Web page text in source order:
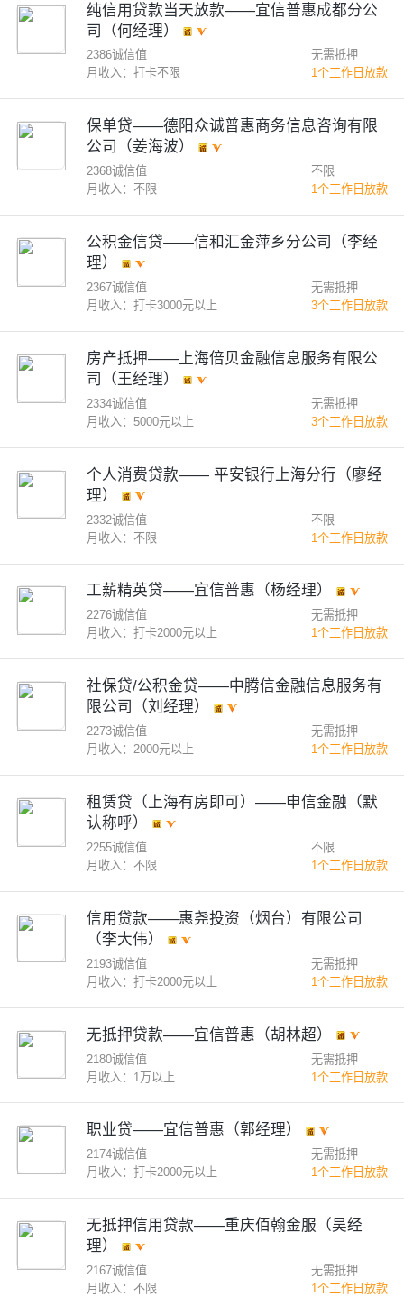
纯信用贷款当天放款——宜信普惠成都分公
司（何经理）
2386诚信值
月收入：打卡不限
无需抵押
1个工作日放款
保单贷——德阳众诚普惠商务信息咨询有限
公司（姜海波）
2368诚信值
月收入：不限
不限
1个工作日放款
公积金信贷——信和汇金萍乡分公司（李经
理）
2367诚信值
月收入：打卡3000元以上
无需抵押
3个工作日放款
房产抵押——上海倍贝金融信息服务有限公
司（王经理）
2334诚信值
月收入：5000元以上
无需抵押
3个工作日放款
个人消费贷款—— 平安银行上海分行（廖经
理）
2332诚信值
月收入：不限
不限
1个工作日放款
工薪精英贷——宜信普惠（杨经理）
2276诚信值
月收入：打卡2000元以上
无需抵押
1个工作日放款
社保贷/公积金贷——中腾信金融信息服务有
限公司（刘经理）
2273诚信值
月收入：2000元以上
无需抵押
1个工作日放款
租赁贷（上海有房即可）——申信金融（默
认称呼）
2255诚信值
月收入：不限
不限
1个工作日放款
信用贷款——惠尧投资（烟台）有限公司
（李大伟）
2193诚信值
月收入：打卡2000元以上
无需抵押
1个工作日放款
无抵押贷款——宜信普惠（胡林超）
2180诚信值
月收入：1万以上
无需抵押
1个工作日放款
职业贷——宜信普惠（郭经理）
2174诚信值
月收入：打卡2000元以上
无需抵押
1个工作日放款
无抵押信用贷款——重庆佰翰金服（吴经
理）
2167诚信值
月收入：不限
无需抵押
1个工作日放款